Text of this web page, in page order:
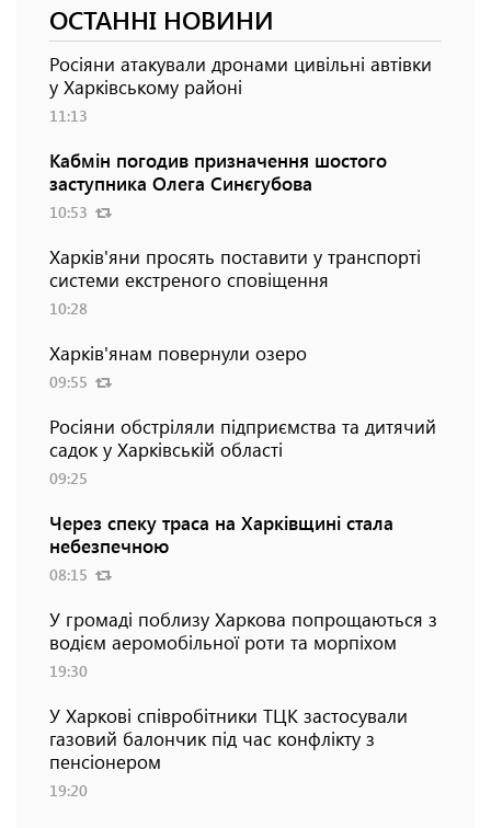
ОСТАННІ НОВИНИ
Росіяни атакували дронами цивільні автівки
у Харківському районі
11:13
Кабмін погодив призначення шостого
заступника Олега Синєгубова
10:53
Харків'яни просять поставити у транспорті
системи екстреного сповіщення
10:28
Харків'янам повернули озеро
09:55
Росіяни обстріляли підприємства та дитячий
садок у Харківській області
09:25
Через спеку траса на Харківщині стала
небезпечною
08:15
У громаді поблизу Харкова попрощаються з
водієм аеромобільної роти та морпіхом
19:30
У Харкові співробітники ТЦК застосували
газовий балончик під час конфлікту з
пенсіонером
19:20